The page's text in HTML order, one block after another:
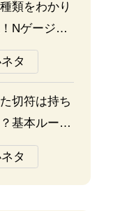
類をわかり
Nゲージ、
ージなど
て
タ
切符は持ち
基本ルール
タ